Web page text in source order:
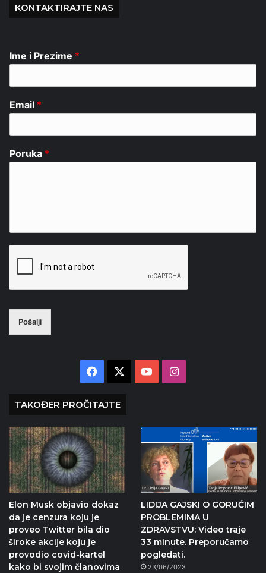
KONTAKTIRAJTE NAS
Ime i Prezime *
Email *
Poruka *
Pošalji
Facebook YouTubeInstagram
TAKOĐER PROČITAJTE
Elon Musk objavio dokaz
da je cenzura koju je
proveo Twitter bila dio
široke akcije koju je
provodio covid-kartel
kako bi svojim članovima
LIDIJA GAJSKI O GORUĆIM
PROBLEMIMA U
ZDRAVSTVU: Video traje
33 minute. Preporučamo
pogledati.
23/06/2023